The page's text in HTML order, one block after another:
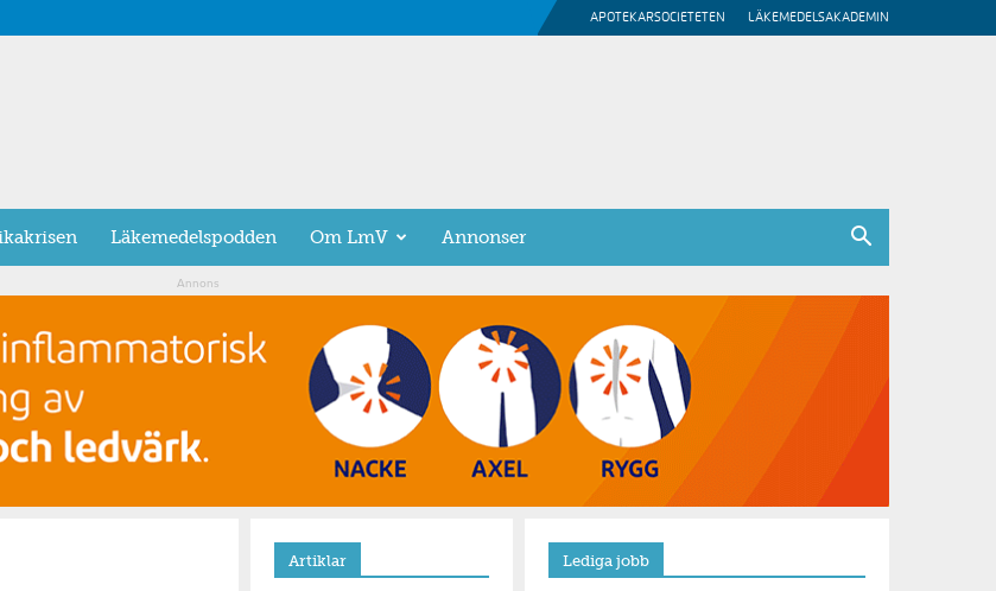
APOTEKARSOCIETETEN LÄKEMEDELSAKADEMIN
Läkemedelspodden Om LmV Annonser
Annons
Artiklar Lediga jobb